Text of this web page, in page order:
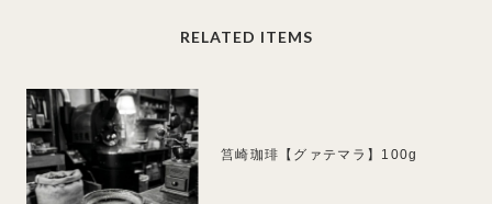
RELATED ITEMS
筥崎珈琲【グァテマラ】100g